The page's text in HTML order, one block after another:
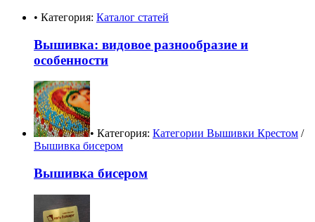
• Категория: Каталог статей
Вышивка: видовое разнообразие и
особенности
• Категория: Категории Вышивки Крестом /
Вышивка бисером
Вышивка бисером